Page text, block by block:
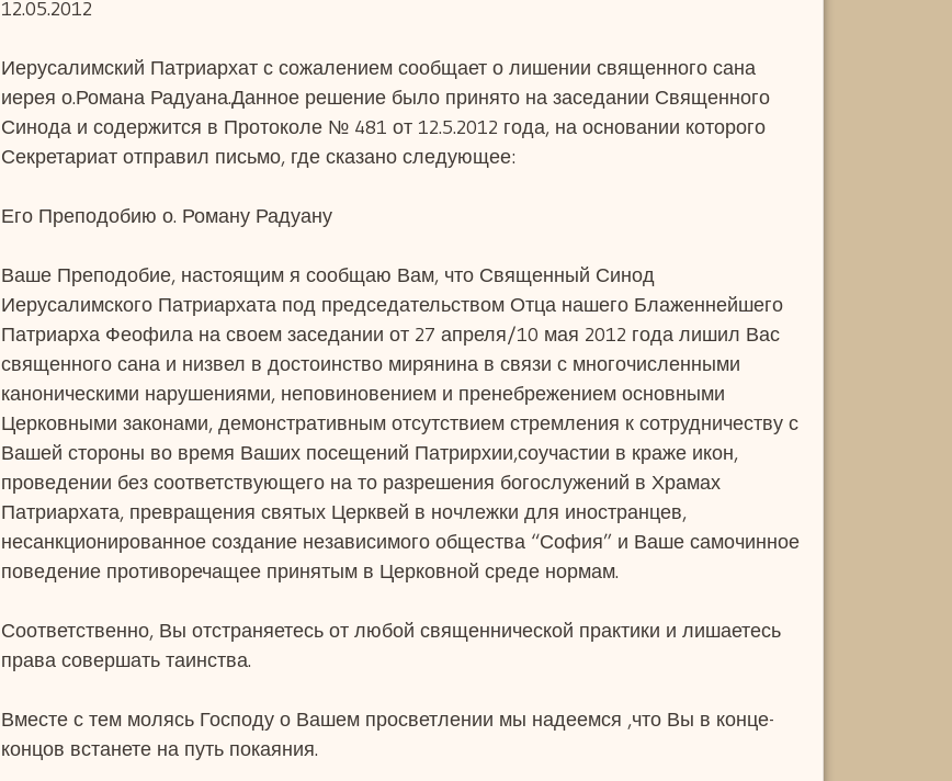
12.05.2012
Иерусалимский Патриархат с сожалением сообщает о лишении священного сана
иерея о.Романа Радуана.Данное решение было принято на заседании Священного
Синода и содержится в Протоколе № 481 от 12.5.2012 года, на основании которого
Секретариат отправил письмо, где сказано следующее:
Его Преподобию о. Роману Радуану
Ваше Преподобие, настоящим я сообщаю Вам, что Священный Синод
Иерусалимского Патриархата под председательством Отца нашего Блаженнейшего
Патриарха Феофила на своем заседании от 27 апреля/10 мая 2012 года лишил Вас
священного сана и низвел в достоинство мирянина в связи с многочисленными
каноническими нарушениями, неповиновением и пренебрежением основными
Церковными законами, демонстративным отсутствием стремления к сотрудничеству с
Вашей стороны во время Ваших посещений Патрирхии,соучастии в краже икон,
проведении без соответствующего на то разрешения богослужений в Храмах
Патриархата, превращения святых Церквей в ночлежки для иностранцев,
несанкционированное создание независимого общества “София” и Ваше самочинное
поведение противоречащее принятым в Церковной среде нормам.
Соответственно, Вы отстраняетесь от любой священнической практики и лишаетесь
права совершать таинства.
Вместе с тем молясь Господу о Вашем просветлении мы надеемся ,что Вы в конце-
концов встанете на путь покаяния.